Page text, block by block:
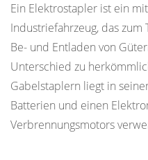
2
Typen
und
Anwendungen
von
Elektrostaplern
Ein Elektrostapler ist ein
Industriefahrzeug, das
Be- und Entladen von
Unterschied zu
Gabelstaplern liegt in
Batterien und einen
Verbrennungsmotors